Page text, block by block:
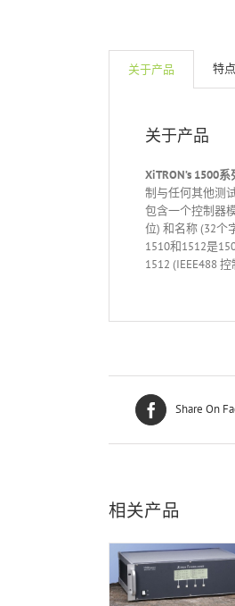
关于产品 特点
关于产品
XiTRON’s 1500系
制与任何其他测
包含一个控制器
位) 和名称 (32个
1510和1512是
1512 (IEEE488
Share On
相关产品